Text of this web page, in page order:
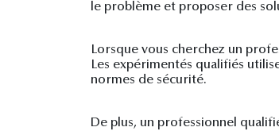
le problème et proposer des
Lorsque vous cherchez un
Les expérimentés qualifiés
normes de sécurité.
De plus, un professionnel